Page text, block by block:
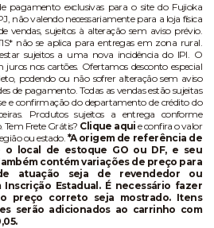
pagamento exclusivas para o site do Fujioka
não valendo necessariamente para a loja física
vendas, sujeitos à alteração sem aviso prévio.
não se aplica para entregas em zona rural.
sujeitos a uma nova incidência do IPI. O
nos cartões. Ofertamos desconto especial
podendo ou não sofrer alteração sem aviso
de pagamento. Todas as vendas estão sujeitas
e confirmação do departamento de crédito do
Produtos sujeitos a entrega conforme
Tem Frete Grátis? Clique aqui e confira o valor
ou estado. *A origem de referência de
local de estoque GO ou DF, e seu
contém variações de preço para
atuação seja de revendedor ou
Estadual. É necessário fazer
preço correto seja mostrado. Itens
serão adicionados ao carrinho com